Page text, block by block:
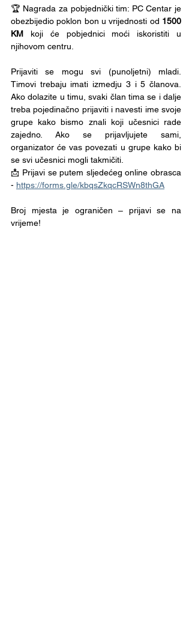
🏆 Nagrada za pobjednički tim: PC Centar je
obezbijedio poklon bon u vrijednosti od 1500
KM koji će pobjednici moći iskoristiti u
njihovom centru.
Prijaviti se mogu svi (punoljetni) mladi.
Timovi trebaju imati izmedju 3 i 5 članova.
Ako dolazite u timu, svaki član tima se i dalje
treba pojedinačno prijaviti i navesti ime svoje
grupe kako bismo znali koji učesnici rade
zajedno. Ako se prijavljujete sami,
organizator će vas povezati u grupe kako bi
se svi učesnici mogli takmičiti.
📩 Prijavi se putem sljedećeg online obrasca
- https://forms.gle/kbqsZkqcRSWn8thGA
Broj mjesta je ograničen – prijavi se na
vrijeme!